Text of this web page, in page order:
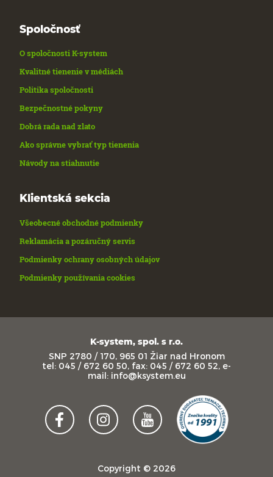
Spoločnosť
O spoločnosti K-system
Kvalitné tienenie v médiách
Politika spoločnosti
Bezpečnostné pokyny
Dobrá rada nad zlato
Ako správne vybrať typ tienenia
Návody na stiahnutie
Klientská sekcia
Všeobecné obchodné podmienky
Reklamácia a pozáručný servis
Podmienky ochrany osobných údajov
Podmienky používania cookies
K-system, spol. s r.o.
SNP 2780 / 170, 965 01 Žiar nad Hronom
tel: 045 / 672 60 50, fax: 045 / 672 60 52, e-
mail: info@ksystem.eu
Copyright © 2026